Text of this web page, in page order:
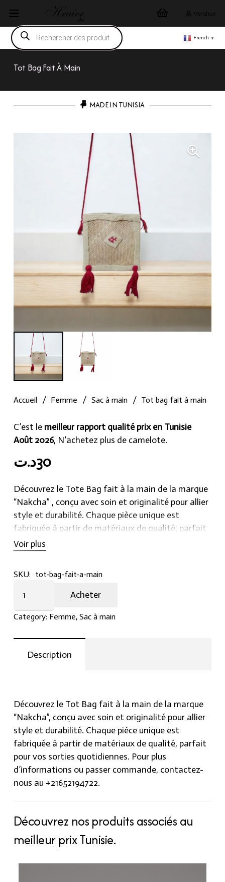
Vendeur
Recherche
de
produits
French ▼
Tot Bag Fait À Main
MADE IN TUNISIA
Accueil / Femme / Sac à main / Tot bag fait à main
C’est le meilleur rapport qualité prix en Tunisie
Août 2026, N’achetez plus de camelote.
30د.ت
Découvrez le Tote Bag fait à la main de la marque
“Nakcha” , conçu avec soin et originalité pour allier
style et durabilité. Chaque pièce unique est
fabriquée à partir de matériaux de qualité, parfait
pour vos sorties quotidiennes. Pour plus
d’informations ou passer commande, contactez-
Voir plus
SKU: tot-bag-fait-a-main
bag
fait
main
quantity
Acheter
Category: Femme, Sac à main
Description
Découvrez le Tot Bag fait à la main de la marque
“Nakcha”, conçu avec soin et originalité pour allier
style et durabilité. Chaque pièce unique est
fabriquée à partir de matériaux de qualité, parfait
pour vos sorties quotidiennes. Pour plus
d’informations ou passer commande, contactez-
nous au +21652194722.
Découvrez nos produits associés au
meilleur prix Tunisie.